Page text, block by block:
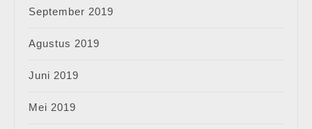
September 2019
Agustus 2019
Juni 2019
Mei 2019